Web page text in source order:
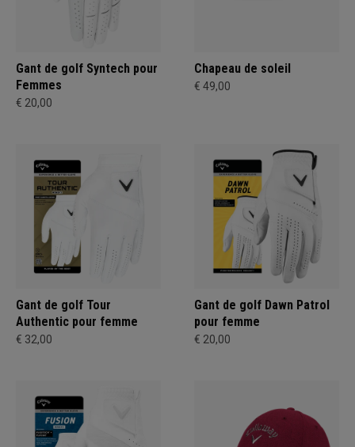
Gant de golf Syntech pour
Femmes
€ 20,00
Chapeau de soleil
€ 49,00
Gant de golf Tour
Authentic pour femme
€ 32,00
Gant de golf Dawn Patrol
pour femme
€ 20,00